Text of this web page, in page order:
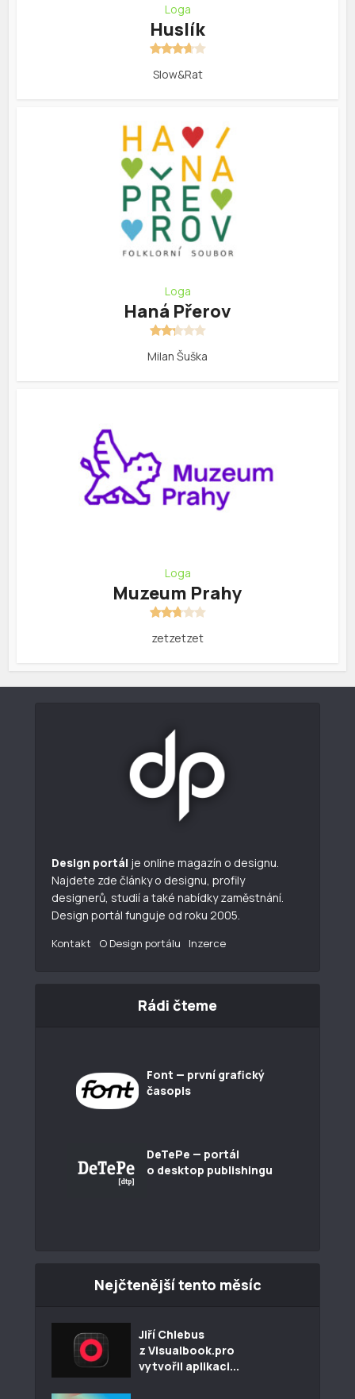
Loga
Huslík
Slow&Rat
Loga
Haná Přerov
Milan Šuška
Loga
Muzeum Prahy
zetzetzet
Design portál je online magazín o designu.
Najdete zde články o designu, profily
designerů, studií a také nabídky zaměstnání.
Design portál funguje od roku 2005.
Kontakt O Design portálu Inzerce
Rádi čteme
Font — první grafický
časopis
DeTePe — portál
o desktop publishingu
Nejčtenější tento měsíc
Jiří Chlebus
z Visualbook.pro
vytvořil aplikaci...